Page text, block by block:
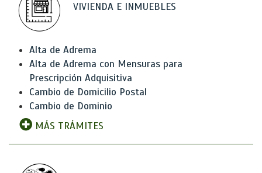
VIVIENDA E INMUEBLES
Alta de Adrema
Alta de Adrema con Mensuras para
Prescripción Adquisitiva
Cambio de Domicilio Postal
Cambio de Dominio
MÁS TRÁMITES